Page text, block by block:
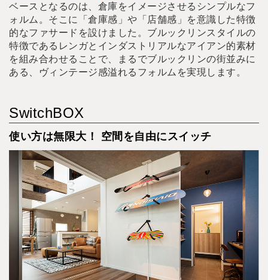
ベースとなるのは、倉庫をイメージさせるシンプルなフ
ォルム。そこに「倉庫感」や「店舗感」を意識した特徴
的なファサードを設けました。ブルックリンスタイルの
特徴であるレンガとインダストリアルなアイアン的素材
を組み合わせることで、まるでブルックリンの街並みに
ある、ヴィンテージ感溢れるフォルムを実現します。
SwitchBOX
使い方は無限大！ 空間を自由にスイッチ